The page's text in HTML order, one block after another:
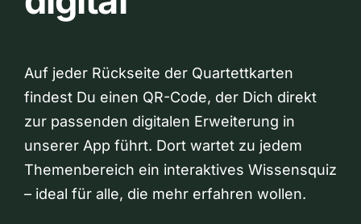
Auf jeder Rückseite der Quartettkarten
findest Du einen QR-Code, der Dich direkt
zur passenden digitalen Erweiterung in
unserer App führt. Dort wartet zu jedem
Themenbereich ein interaktives Wissensquiz
– ideal für alle, die mehr erfahren wollen.